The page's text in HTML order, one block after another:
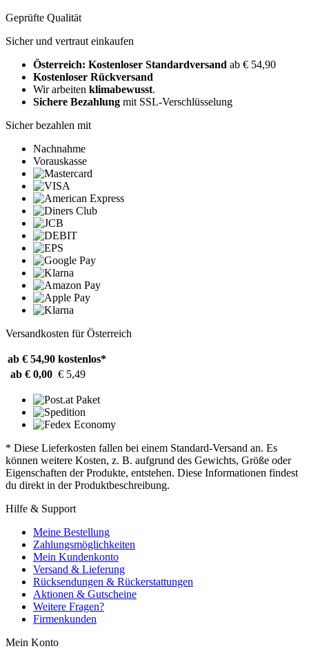
Geprüfte Qualität
Sicher und vertraut einkaufen
Österreich: Kostenloser Standardversand ab € 54,90
Kostenloser Rückversand
Wir arbeiten klimabewusst.
Sichere Bezahlung mit SSL-Verschlüsselung
Sicher bezahlen mit
Nachnahme
Vorauskasse
Versandkosten für Österreich
ab € 54,90 kostenlos*
ab € 0,00 € 5,49
* Diese Lieferkosten fallen bei einem Standard-Versand an. Es
können weitere Kosten, z. B. aufgrund des Gewichts, Größe oder
Eigenschaften der Produkte, entstehen. Diese Informationen findest
du direkt in der Produktbeschreibung.
Hilfe & Support
Meine Bestellung
Zahlungsmöglichkeiten
Mein Kundenkonto
Versand & Lieferung
Rücksendungen & Rückerstattungen
Aktionen & Gutscheine
Weitere Fragen?
Firmenkunden
Mein Konto